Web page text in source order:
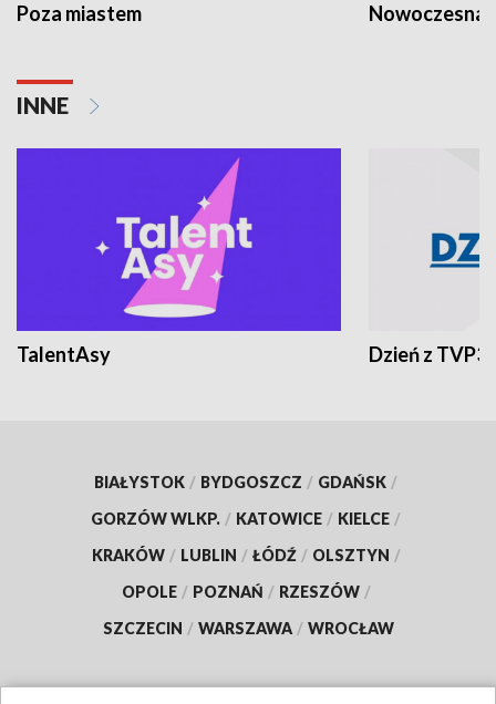
Poza miastem Nowoczesna
INNE
TalentAsy Dzień z TVP3
BIAŁYSTOK / BYDGOSZCZ / GDAŃSK /
GORZÓW WLKP. / KATOWICE / KIELCE /
KRAKÓW / LUBLIN / ŁÓDŹ / OLSZTYN /
OPOLE / POZNAŃ / RZESZÓW /
SZCZECIN / WARSZAWA / WROCŁAW